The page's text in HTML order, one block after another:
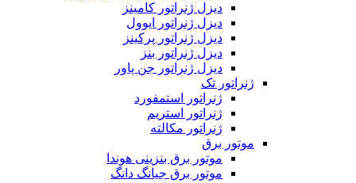
دیزل ژنراتور کامینز
دیزل ژنراتور ایوول
دیزل ژنراتور پرکینز
دیزل ژنراتور بنز
دیزل ژنراتور جن پاور
ژنراتور تک
ژنراتور استمفورد
ژنراتور استریم
ژنراتور مکالته
موتور برق
موتور برق بنزینی هوندا
موتور برق جیانگ دانگ